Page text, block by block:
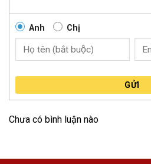
Anh Chị
GỬI
Chưa có bình luận nào